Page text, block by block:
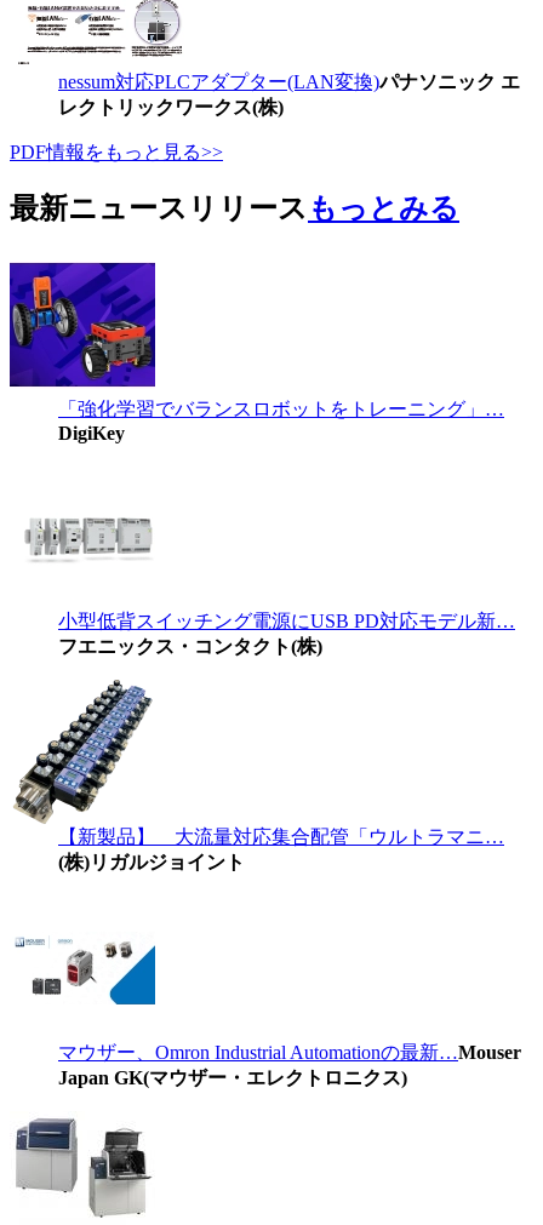
nessum対応PLCアダプター(LAN変換)パナソニック エ
レクトリックワークス(株)
PDF情報をもっと見る>>
最新ニュースリリース もっとみる
「強化学習でバランスロボットをトレーニング」…
DigiKey
小型低背スイッチング電源にUSB PD対応モデル新…
フエニックス・コンタクト(株)
【新製品】 大流量対応集合配管「ウルトラマニ…
(株)リガルジョイント
マウザー、Omron Industrial Automationの最新…Mouser
Japan GK(マウザー・エレクトロニクス)